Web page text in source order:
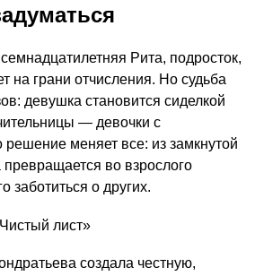
Рита, подросток,
на грани отчисления. Но судьба
девушка становится сиделкой
— девочки с
меняет все: из замкнутой
во взрослого
заботиться о других.
создала честную,